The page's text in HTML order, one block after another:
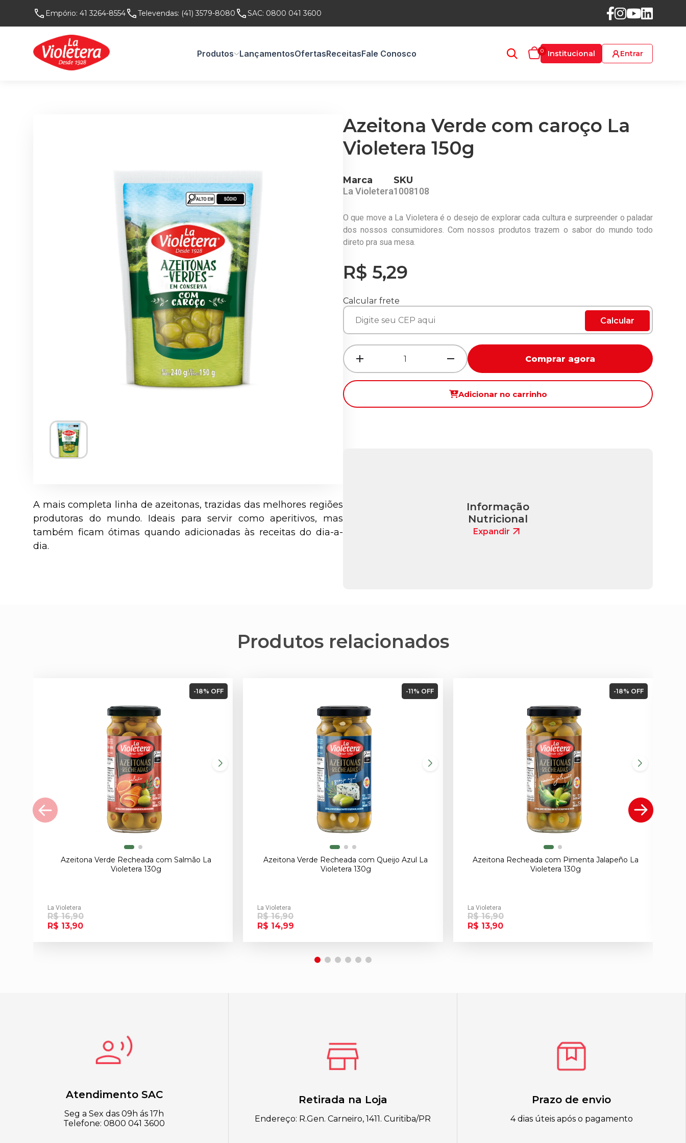
Empório: 41 3264-8554 Televendas: (41) 3579-8080 SAC: 0800 041 3600
Produtos LançamentosOfertasReceitasFale Conosco 0 Institucional Entrar
A mais completa linha de azeitonas, trazidas das melhores regiões
produtoras do mundo. Ideais para servir como aperitivos, mas
também ficam ótimas quando adicionadas às receitas do dia-a-
dia.
Azeitona Verde com caroço La
Violetera 150g
Marca
La Violetera
SKU
1008108
O que move a La Violetera é o desejo de explorar cada cultura e surpreender o paladar
dos nossos consumidores. Com nossos produtos trazem o sabor do mundo todo
direto pra sua mesa.
R$ 5,29
Calcular frete
Calcular
Comprar agora
Adicionar no carrinho
Informação
Nutricional
Expandir
Produtos relacionados
-18% OFF
Azeitona Verde Recheada com Salmão La
Violetera 130g
La Violetera
R$ 16,90
R$ 13,90
-11% OFF
Azeitona Verde Recheada com Queijo Azul La
Violetera 130g
La Violetera
R$ 16,90
R$ 14,99
-18% OFF
Azeitona Recheada com Pimenta Jalapeño La
Violetera 130g
La Violetera
R$ 16,90
R$ 13,90
Atendimento SAC
Seg a Sex das 09h ás 17h
Telefone: 0800 041 3600
Retirada na Loja
Endereço: R.Gen. Carneiro, 1411. Curitiba/PR
Prazo de envio
4 dias úteis após o pagamento